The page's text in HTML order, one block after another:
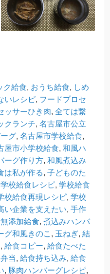
ク給食, おうち給食, しめ
いレシピ, フードプロセ
ッサーひき肉, 全ては繋
クランチ, 名古屋市公立
グ, 名古屋市学校給食,
屋市小学校給食, 和風ハ
ーグ作り方, 和風煮込み
は私が作る, 子どものた
学校給食レシピ, 学校給食
校給食再現レシピ, 学校
い企業を支えたい, 手作
無添加給食, 煮込みハンバ
グ和風きのこ , 玉ねぎ, 結
, 給食コピー, 給食たべた
当, 給食持ち込み, 給食
, 豚肉ハンバーグレシピ,